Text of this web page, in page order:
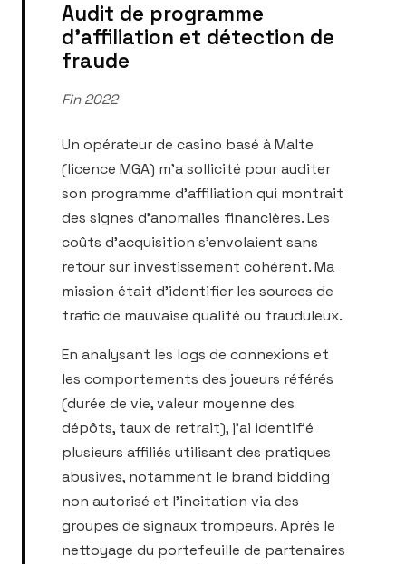
Audit de programme
d'affiliation et détection de
fraude
Fin 2022
Un opérateur de casino basé à Malte
(licence MGA) m'a sollicité pour auditer
son programme d'affiliation qui montrait
des signes d'anomalies financières. Les
coûts d'acquisition s'envolaient sans
retour sur investissement cohérent. Ma
mission était d'identifier les sources de
trafic de mauvaise qualité ou frauduleux.
En analysant les logs de connexions et
les comportements des joueurs référés
(durée de vie, valeur moyenne des
dépôts, taux de retrait), j'ai identifié
plusieurs affiliés utilisant des pratiques
abusives, notamment le brand bidding
non autorisé et l'incitation via des
groupes de signaux trompeurs. Après le
nettoyage du portefeuille de partenaires